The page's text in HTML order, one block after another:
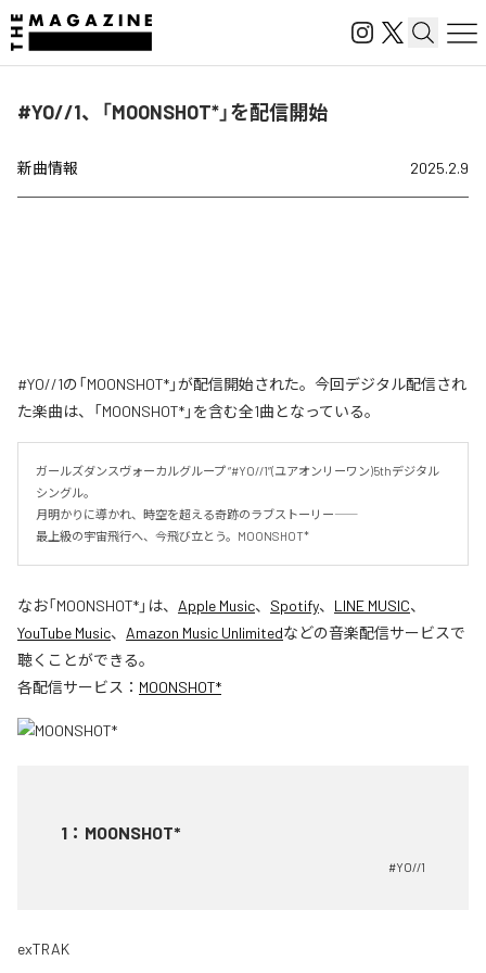
#YO//1、「MOONSHOT*」を配信開始
新曲情報 2025.2.9
#YO//1の「MOONSHOT*」が配信開始された。今回デジタル配信され
た楽曲は、「MOONSHOT*」を含む全1曲となっている。
ガールズダンスヴォーカルグループ “#YO//1”(ユアオンリーワン)5thデジタル
シングル。
月明かりに導かれ、時空を超える奇跡のラブストーリー――
最上級の宇宙飛行へ、今飛び立とう。MOONSHOT*
なお「MOONSHOT*」は、 Apple Music、 Spotify、 LINE MUSIC、
YouTube Music、 Amazon Music Unlimitedなどの音楽配信サービスで
聴くことができる。
各配信サービス： MOONSHOT*
1 ： MOONSHOT*
#YO//1
exTRAK